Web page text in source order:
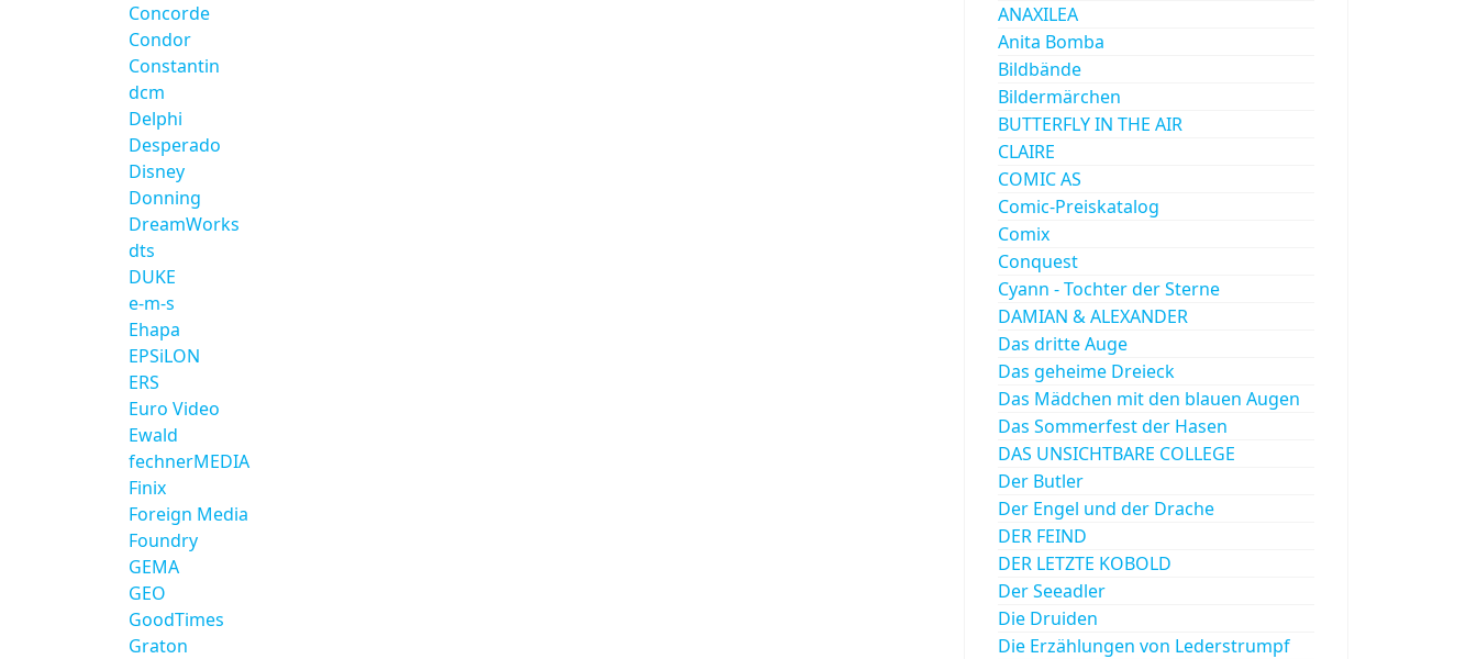
Concorde
Condor
Constantin
dcm
Delphi
Desperado
Disney
Donning
DreamWorks
dts
DUKE
e-m-s
Ehapa
EPSiLON
ERS
Euro Video
Ewald
fechnerMEDIA
Finix
Foreign Media
Foundry
GEMA
GEO
GoodTimes
Graton
ANAXILEA
Anita Bomba
Bildbände
Bildermärchen
BUTTERFLY IN THE AIR
CLAIRE
COMIC AS
Comic-Preiskatalog
Comix
Conquest
Cyann - Tochter der Sterne
DAMIAN & ALEXANDER
Das dritte Auge
Das geheime Dreieck
Das Mädchen mit den blauen Augen
Das Sommerfest der Hasen
DAS UNSICHTBARE COLLEGE
Der Butler
Der Engel und der Drache
DER FEIND
DER LETZTE KOBOLD
Der Seeadler
Die Druiden
Die Erzählungen von Lederstrumpf